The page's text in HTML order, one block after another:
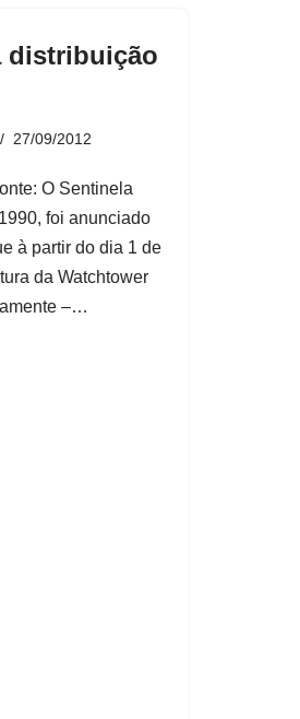
distribuição
27/09/2012
O Sentinela
foi anunciado
à partir do dia 1 de
da Watchtower
–…